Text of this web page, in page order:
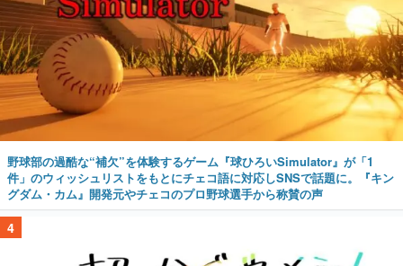
野球部の過酷な“補欠”を体験するゲーム『球ひろいSimulator』が「1
件」のウィッシュリストをもとにチェコ語に対応しSNSで話題に。『キン
グダム・カム』開発元やチェコのプロ野球選手から称賛の声
4